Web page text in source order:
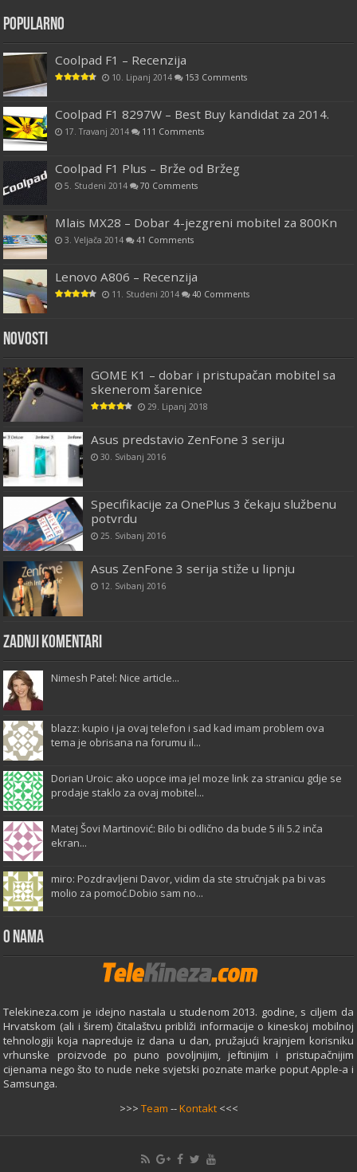
Popularno
Coolpad F1 – Recenzija
10. Lipanj 2014 153 Comments
Coolpad F1 8297W – Best Buy kandidat za 2014.
17. Travanj 2014 111 Comments
Coolpad F1 Plus – Brže od Bržeg
5. Studeni 2014 70 Comments
Mlais MX28 – Dobar 4-jezgreni mobitel za 800Kn
3. Veljača 2014 41 Comments
Lenovo A806 – Recenzija
11. Studeni 2014 40 Comments
Novosti
GOME K1 – dobar i pristupačan mobitel sa
skenerom šarenice
29. Lipanj 2018
Asus predstavio ZenFone 3 seriju
30. Svibanj 2016
Specifikacije za OnePlus 3 čekaju službenu
potvrdu
25. Svibanj 2016
Asus ZenFone 3 serija stiže u lipnju
12. Svibanj 2016
Zadnji komentari
Nimesh Patel: Nice article...
blazz: kupio i ja ovaj telefon i sad kad imam problem ova
tema je obrisana na forumu il...
Dorian Uroic: ako uopce ima jel moze link za stranicu gdje se
prodaje staklo za ovaj mobitel...
Matej Šovi Martinović: Bilo bi odlično da bude 5 ili 5.2 inča
ekran...
miro: Pozdravljeni Davor, vidim da ste stručnjak pa bi vas
molio za pomoć.Dobio sam no...
O Nama
Telekineza.com je idejno nastala u studenom 2013. godine, s ciljem da
Hrvatskom (ali i širem) čitalaštvu približi informacije o kineskoj mobilnoj
tehnologiji koja napreduje iz dana u dan, pružajući krajnjem korisniku
vrhunske proizvode po puno povoljnijim, jeftinijim i pristupačnijim
cijenama nego što to nude neke svjetski poznate marke poput Apple-a i
Samsunga.
>>> Team --Kontakt<<<